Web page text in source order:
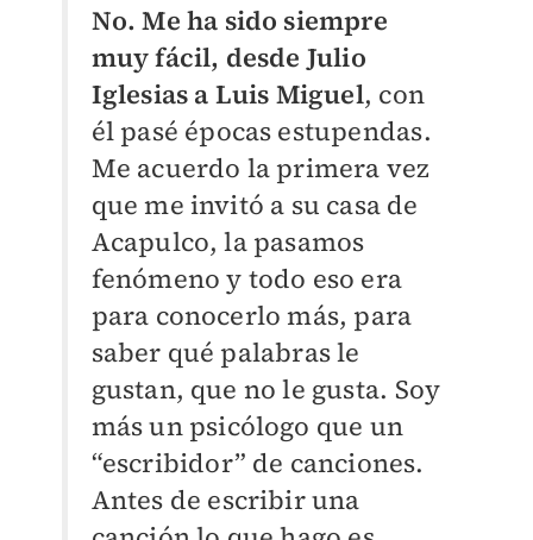
No. Me ha sido siempre
muy fácil, desde Julio
Iglesias a Luis Miguel, con
él pasé épocas estupendas.
Me acuerdo la primera vez
que me invitó a su casa de
Acapulco, la pasamos
fenómeno y todo eso era
para conocerlo más, para
saber qué palabras le
gustan, que no le gusta. Soy
más un psicólogo que un
“escribidor” de canciones.
Antes de escribir una